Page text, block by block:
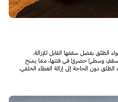
الطّلق بفضل سقفها القابل للإزالة.
سقفٍ وسطيٍّ حصريٍّ في فئتها، ممّا يمنح
دون الحاجة إلى إزالة الغطاء الخلفي.